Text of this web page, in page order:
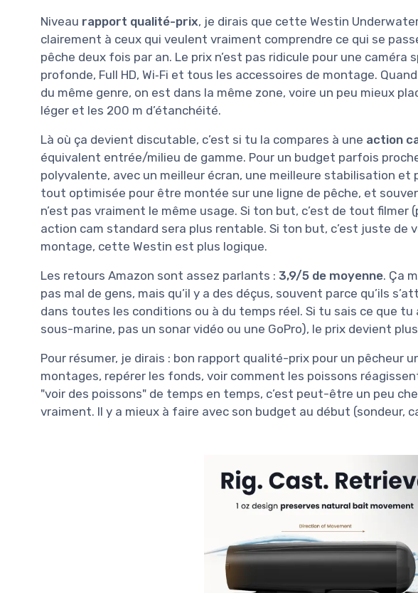
Niveau rapport qualité-prix, je dirais que cette Westin
clairement à ceux qui veulent vraiment comprendre ce qui se
pêche deux fois par an. Le prix n’est pas ridicule pour une caméra
profonde, Full HD, Wi‑Fi et tous les accessoires de montage.
du même genre, on est dans la même zone, voire un peu mieux
léger et les 200 m d’étanchéité.
Là où ça devient discutable, c’est si tu la compares à une action
équivalent entrée/milieu de gamme. Pour un budget parfois
polyvalente, avec un meilleur écran, une meilleure stabilisation et
tout optimisée pour être montée sur une ligne de pêche, et
n’est pas vraiment le même usage. Si ton but, c’est de tout filmer
action cam standard sera plus rentable. Si ton but, c’est juste de
montage, cette Westin est plus logique.
Les retours Amazon sont assez parlants : 3,9/5 de moyenne. Ça
pas mal de gens, mais qu’il y a des déçus, souvent parce qu’ils
dans toutes les conditions ou à du temps réel. Si tu sais ce que tu
sous-marine, pas un sonar vidéo ou une GoPro), le prix devient
Pour résumer, je dirais : bon rapport qualité-prix pour un pêcheur
montages, repérer les fonds, voir comment les poissons
"voir des poissons" de temps en temps, c’est peut-être un peu
vraiment. Il y a mieux à faire avec son budget au début (sondeur,